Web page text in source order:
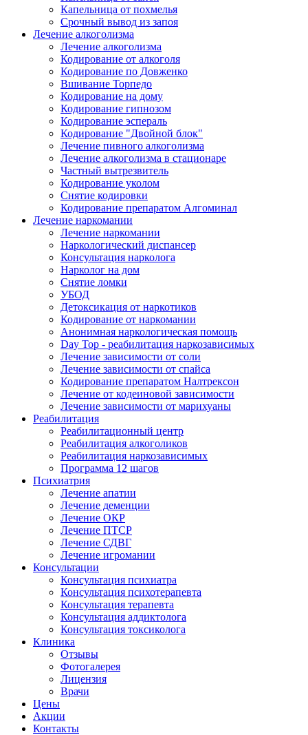
Капельница от похмелья
Срочный вывод из запоя
Лечение алкоголизма
Лечение алкоголизма
Кодирование от алкоголя
Кодирование по Довженко
Вшивание Торпедо
Кодирование на дому
Кодирование гипнозом
Кодирование эспераль
Кодирование "Двойной блок"
Лечение пивного алкоголизма
Лечение алкоголизма в стационаре
Частный вытрезвитель
Кодирование уколом
Снятие кодировки
Кодирование препаратом Алгоминал
Лечение наркомании
Лечение наркомании
Наркологический диспансер
Консультация нарколога
Нарколог на дом
Снятие ломки
УБОД
Детоксикация от наркотиков
Кодирование от наркомании
Анонимная наркологическая помощь
Day Top - реабилитация наркозависимых
Лечение зависимости от соли
Лечение зависимости от спайса
Кодирование препаратом Налтрексон
Лечение от кодеиновой зависимости
Лечение зависимости от марихуаны
Реабилитация
Реабилитационный центр
Реабилитация алкоголиков
Реабилитация наркозависимых
Программа 12 шагов
Психиатрия
Лечение апатии
Лечение деменции
Лечение ОКР
Лечение ПТСР
Лечение СДВГ
Лечение игромании
Консультации
Консультация психиатра
Консультация психотерапевта
Консультация терапевта
Консультация аддиктолога
Консультация токсиколога
Клиника
Отзывы
Фотогалерея
Лицензия
Врачи
Цены
Акции
Контакты